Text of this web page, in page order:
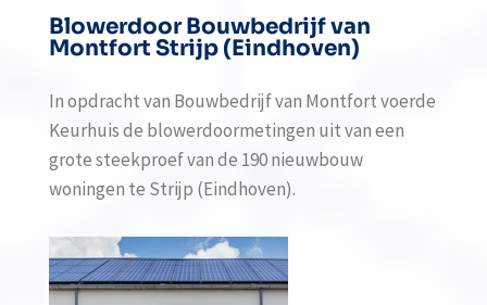
Blowerdoor Bouwbedrijf van
Montfort Strijp (Eindhoven)
In opdracht van Bouwbedrijf van Montfort voerde
Keurhuis de blowerdoormetingen uit van een
grote steekproef van de 190 nieuwbouw
woningen te Strijp (Eindhoven).